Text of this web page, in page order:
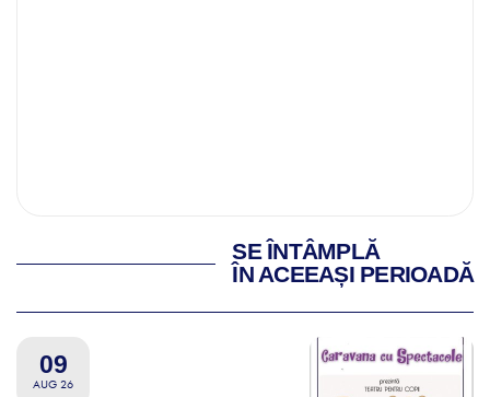
SE ÎNTÂMPLĂ
ÎN ACEEAȘI PERIOADĂ
09
AUG 26